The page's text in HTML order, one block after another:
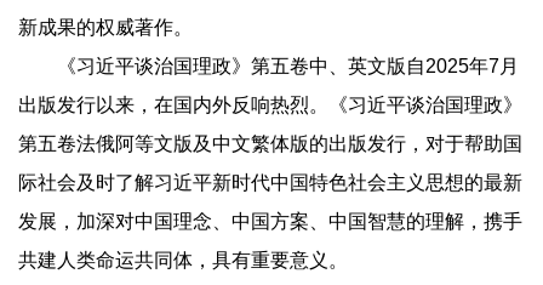
新成果的权威著作。
《习近平谈治国理政》第五卷中、英文版自2025年7月
出版发行以来，在国内外反响热烈。《习近平谈治国理政》
第五卷法俄阿等文版及中文繁体版的出版发行，对于帮助国
际社会及时了解习近平新时代中国特色社会主义思想的最新
发展，加深对中国理念、中国方案、中国智慧的理解，携手
共建人类命运共同体，具有重要意义。